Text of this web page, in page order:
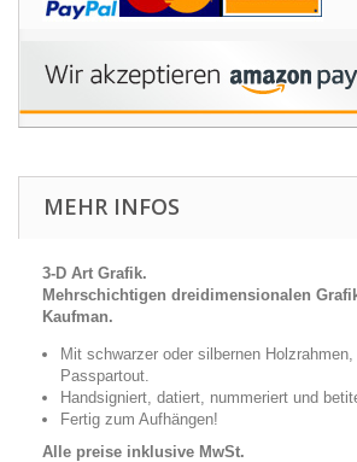
MEHR INFOS
3-D Art Grafik.
Mehrschichtigen dreidimensionalen
Kaufman.
Mit schwarzer oder silbernen
Passpartout.
Handsigniert, datiert, nummeriert und
Fertig zum Aufhängen!
Alle preise inklusive MwSt.